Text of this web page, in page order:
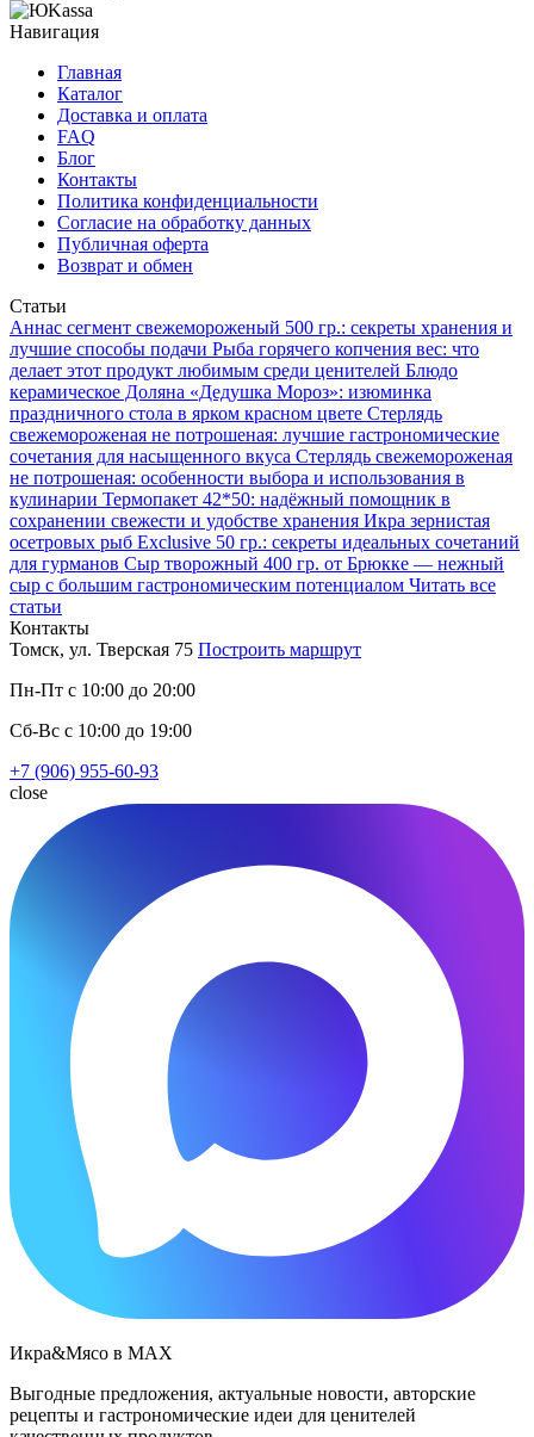
Навигация
Главная
Каталог
Доставка и оплата
FAQ
Блог
Контакты
Политика конфиденциальности
Согласие на обработку данных
Публичная оферта
Возврат и обмен
Статьи
Аннаc сегмент свежемороженый 500 гр.: секреты хранения и
лучшие способы подачи Рыба горячего копчения вес: что
делает этот продукт любимым среди ценителей Блюдо
керамическое Доляна «Дедушка Мороз»: изюминка
праздничного стола в ярком красном цвете Стерлядь
свежемороженая не потрошеная: лучшие гастрономические
сочетания для насыщенного вкуса Стерлядь свежемороженая
не потрошеная: особенности выбора и использования в
кулинарии Термопакет 42*50: надёжный помощник в
сохранении свежести и удобстве хранения Икра зернистая
осетровых рыб Exclusive 50 гр.: секреты идеальных сочетаний
для гурманов Сыр творожный 400 гр. от Брюкке — нежный
сыр с большим гастрономическим потенциалом Читать все
статьи
Контакты
Томск, ул. Тверская 75 Построить маршрут
Пн-Пт с 10:00 до 20:00
Сб-Вс с 10:00 до 19:00
+7 (906) 955-60-93
close
Икра&Мясо в МАХ
Выгодные предложения, актуальные новости, авторские
рецепты и гастрономические идеи для ценителей